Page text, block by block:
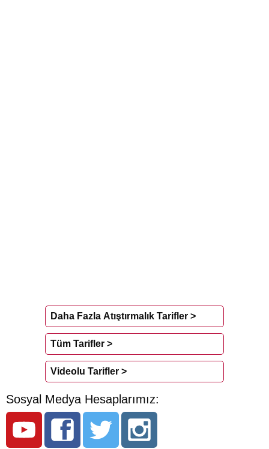
Daha Fazla Atıştırmalık Tarifler >
Tüm Tarifler >
Videolu Tarifler >
Sosyal Medya Hesaplarımız: